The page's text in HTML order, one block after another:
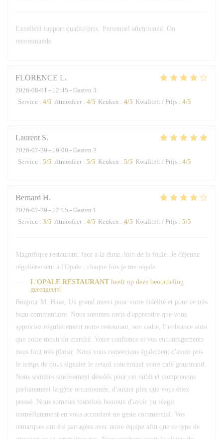
Excellent rapport qualité/prix. Personnel attentionné. On
recommande.
FLORENCE L
2026-08-01 - 12:45 - Gasten 3
Service : 4/5 Atmosfeer : 4/5 Keuken : 4/5 Kwaliteit / Prijs : 4/5
Laurent S
2026-07-29 - 19:00 - Gasten 2
Service : 5/5 Atmosfeer : 5/5 Keuken : 5/5 Kwaliteit / Prijs : 4/5
Bernard H
2026-07-29 - 12:15 - Gasten 1
Service : 3/5 Atmosfeer : 4/5 Keuken : 4/5 Kwaliteit / Prijs : 5/5
Magnifique restaurant, face à la dune, loin de la foule. Je déjeune
régulièrement à l'Opale ; chaque fois je me régale.
L'OPALE RESTAURANT heeft op deze beoordeling
gereageerd
Bonjour M. Haze, Un grand merci pour votre fidélité et pour ce très
beau commentaire. Nous sommes ravis d'apprendre que vous
appréciez régulièrement notre restaurant, son cadre, l'ambiance ainsi
que notre menu du marché. Votre confiance et vos encouragements
nous font très plaisir. Nous vous remercions également d'avoir pris
le temps de nous signaler le retard concernant votre café gourmand.
Nous sommes sincèrement désolés pour cet oubli et comprenons
parfaitement la gêne occasionnée, d'autant plus que vous étiez
pressé. Nous sommes toutefois heureux d'avoir pu réagir
immédiatement en vous accordant un geste commercial. Vos
remarques ont été partagées avec notre équipe afin que ce type de